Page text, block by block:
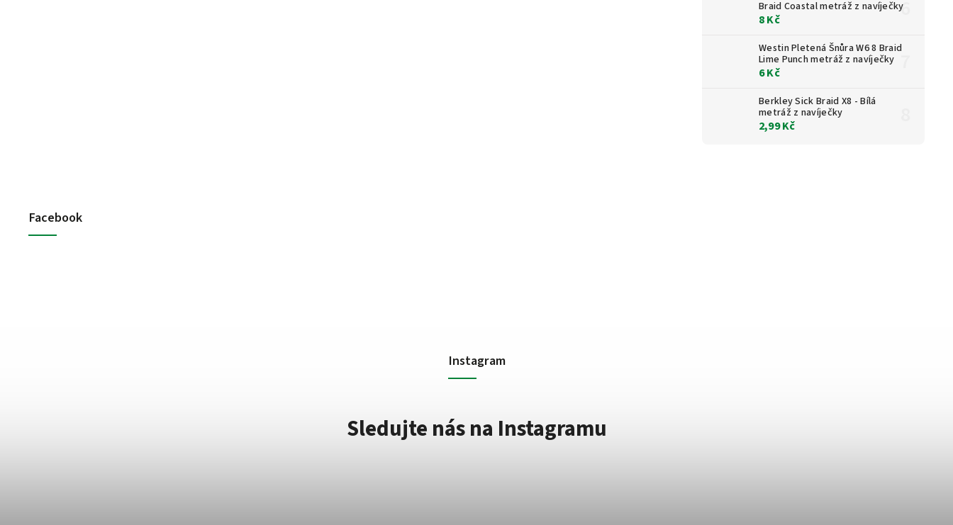
Braid Coastal metráž z navíječky
8 Kč
Westin Pletená Šnůra W6 8 Braid
Lime Punch metráž z navíječky
6 Kč
Berkley Sick Braid X8 - Bílá
metráž z navíječky
2,99 Kč
Facebook
Instagram
Sledujte nás na Instagramu